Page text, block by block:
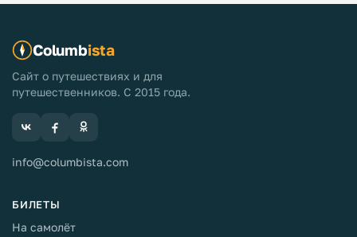
Columbista
Сайт о путешествиях и для
путешественников. С 2015 года.
info@columbista.com
БИЛЕТЫ
На самолёт